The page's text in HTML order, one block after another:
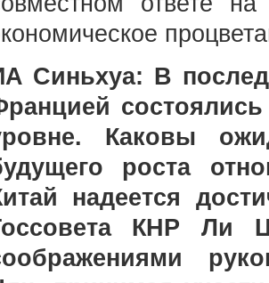
Синьхуа: В
Каковы
роста
надеется
КНР Ли